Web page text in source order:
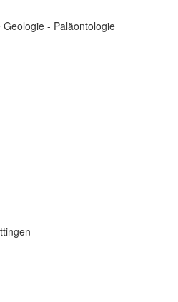
- Paläontologie